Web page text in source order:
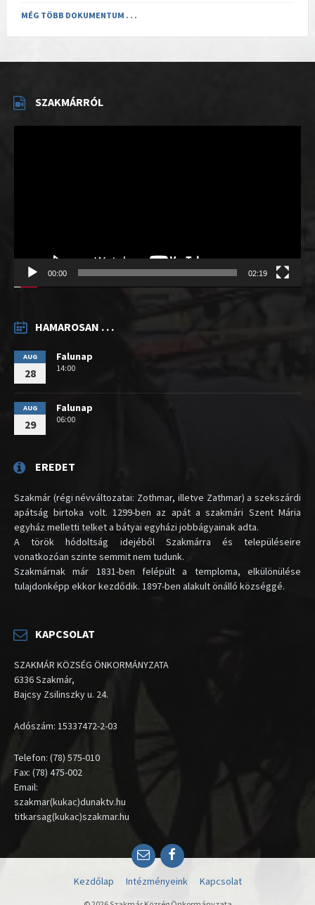
MÉG TÖBB DOKUMENTUM . . .
SZAKMÁRRÓL
00:00 02:19
HAMAROSAN . . .
AUG
28
Falunap
14:00
AUG
29
Falunap
06:00
EREDET
Szakmár (régi névváltozatai: Zothmar, illetve Zathmar) a szekszárdi
apátság birtoka volt. 1299-ben az apát a szakmári Szent Mária
egyház melletti telket a bátyai egyházi jobbágyainak adta.
A török hódoltság idejéből Szakmárra és településeire
vonatkozóan szinte semmit nem tudunk.
Szakmárnak már 1831-ben felépült a temploma, elkülönülése
tulajdonképp ekkor kezdődik. 1897-ben alakult önálló községgé.
KAPCSOLAT
SZAKMÁR KÖZSÉG ÖNKORMÁNYZATA
6336 Szakmár,
Bajcsy Zsilinszky u. 24.
Adószám: 15337472-2-03
Telefon: (78) 575-010
Fax: (78) 475-002
Email:
szakmar(kukac)dunaktv.hu
titkarsag(kukac)szakmar.hu
EmailFacebook
Kezdőlap Intézményeink Kapcsolat